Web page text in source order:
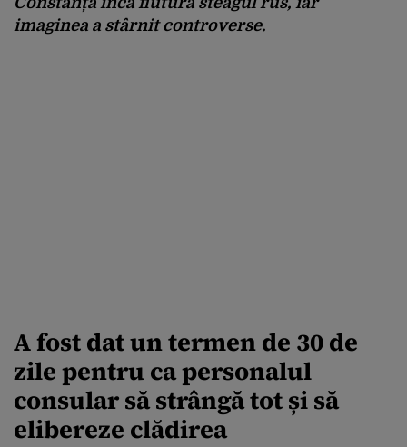
imaginea a stârnit controverse.
A fost dat un termen de 30 de
zile pentru ca personalul
consular să strângă tot și să
elibereze clădirea